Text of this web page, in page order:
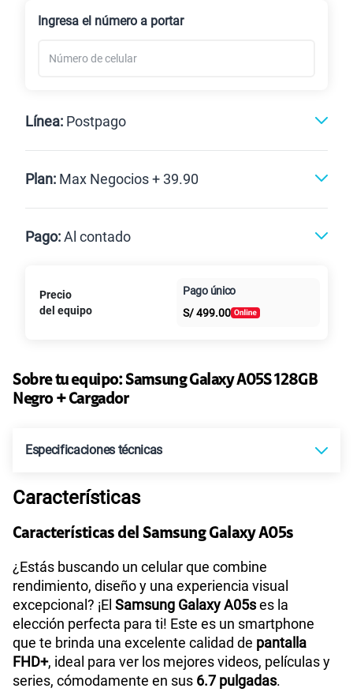
Ingresa el número a portar
Línea: Postpago
Plan: Max Negocios + 39.90
Paga solo
10GBen alta velocidad
S/
Paga solo S/49.90
Pago:Al contado
Al contado Cuotas Claro
intereses
Precio
del equipo
Pago único
S/499.00
Sobre tu equipo: SamsungGalaxy A05S 128GB
Negro + Cargador
Especificaciones técnicas
Tecnología de Pantalla
Sistema operativo Android T - Versión 13
Procesador Octa core 2.4GHz,1.9GHz
Tamaño de Pantalla
Características
Características del Samsung Galaxy A05s
¿Estás buscando un celular que combine
rendimiento, diseño y una experiencia visual
excepcional? ¡El Samsung Galaxy A05ses la
elección perfecta para ti! Este es un smartphone
que te brinda una excelente calidad de pantalla
FHD+, ideal para ver los mejores videos, películas y
series, cómodamente en sus 6.7 pulgadas.